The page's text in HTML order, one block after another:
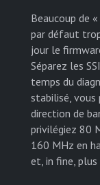
Beaucoup de
par défaut
jour le
Séparez les
temps du
stabilisé, vous
direction de
privilégiez 80
160 MHz en
et, in fine,